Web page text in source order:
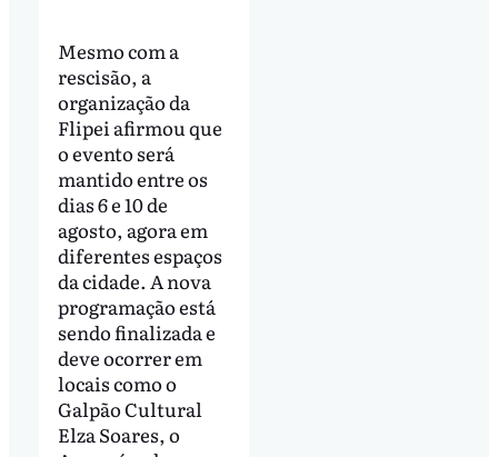
Mesmo com a
rescisão, a
organização da
Flipei afirmou que
o evento será
mantido entre os
dias 6 e 10 de
agosto, agora em
diferentes espaços
da cidade. A nova
programação está
sendo finalizada e
deve ocorrer em
locais como o
Galpão Cultural
Elza Soares, o